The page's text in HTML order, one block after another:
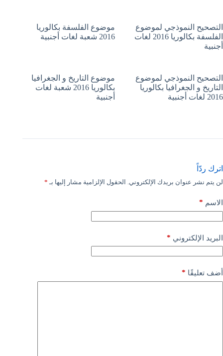
التصحيح النموذجي لموضوع
الفلسفة بكالوريا 2016 لغات
أجنبية
موضوع الفلسفة بكالوريا
2016 شعبة لغات أجنبية
التصحيح النموذجي لموضوع
التاريخ و الجغرافيا بكالوريا
2016 لغات أجنبية
موضوع التاريخ و الجغرافيا
بكالوريا 2016 شعبة لغات
أجنبية
اترك ردّاً
لن يتم نشر عنوان بريدك الإلكتروني. الحقول الإلزامية مشار إليها بـ *
الاسم *
البريد الإلكتروني *
أضف تعليقًا *